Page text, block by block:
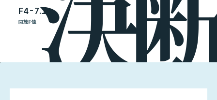
F4-7.1
開放F値